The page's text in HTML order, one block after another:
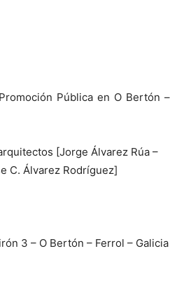
Pública en O Bertón –
[Jorge Álvarez Rúa –
C. Álvarez Rodríguez]
3 – O Bertón – Ferrol – Galicia